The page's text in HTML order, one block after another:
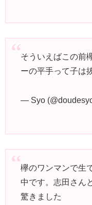
そういえばこの前
ーの平手って子は
— Syo
欅のワンマンで生
中です。志田さん
驚きました